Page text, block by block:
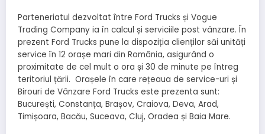
Parteneriatul dezvoltat între Ford Trucks și Vogue
Trading Company ia în calcul și serviciile post vânzare. În
prezent Ford Trucks pune la dispoziția clienților săi unități
service în 12 orașe mari din România, asigurând o
proximitate de cel mult o ora și 30 de minute pe întreg
teritoriul țării. Orașele în care rețeaua de service-uri și
Birouri de Vânzare Ford Trucks este prezenta sunt:
București, Constanța, Brașov, Craiova, Deva, Arad,
Timișoara, Bacău, Suceava, Cluj, Oradea și Baia Mare.